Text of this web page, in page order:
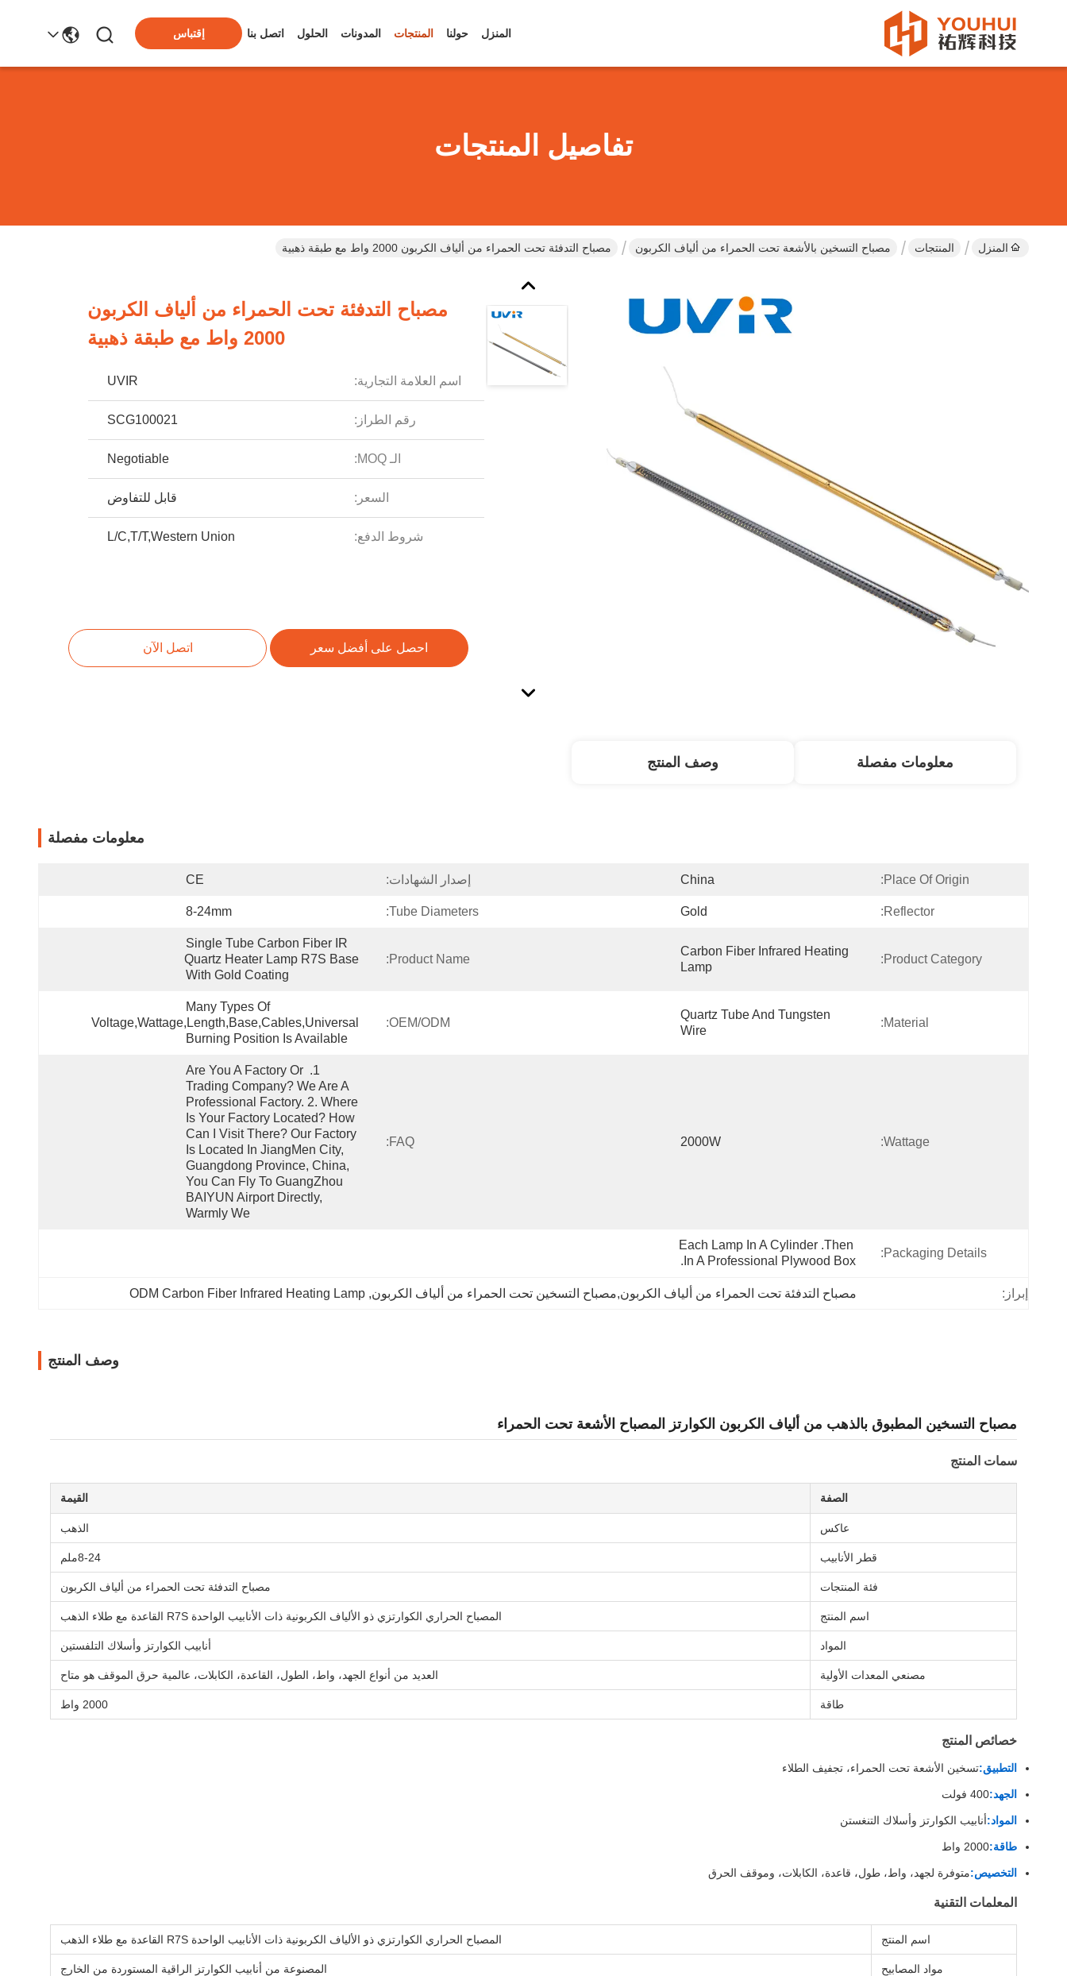
المنزل حولنا المنتجات المدونات الحلول اتصل بنا إقتباس
تفاصيل المنتجات
المنزل المنتجات مصباح التسخين بالأشعة تحت الحمراء من ألياف الكربون مصباح التدفئة تحت الحمراء من ألياف الكربون 2000 واط مع طبقة ذهبية
مصباح التدفئة تحت الحمراء من ألياف الكربون
2000 واط مع طبقة ذهبية
اسم العلامة التجارية: UVIR
رقم الطراز: SCG100021
الـ MOQ: Negotiable
السعر: قابل للتفاوض
شروط الدفع: L/C,T/T,Western Union
احصل على أفضل سعر اتصل الآن
معلومات مفصلة وصف المنتج
معلومات مفصلة
Place Of Origin:
China إصدار الشهادات: CE
Reflector:
Gold
Tube Diameters:
8-24mm
Product Category:
Carbon Fiber Infrared Heating
Lamp
Product Name:
Single Tube Carbon Fiber IR
Quartz Heater Lamp R7S Base
With Gold Coating
Material:
Quartz Tube And Tungsten
Wire
OEM/ODM:
Many Types Of
Voltage,wattage,length,base,cables,universal
Burning Position Is Available
Wattage:
2000W
FAQ:
1. Are You A Factory Or
Trading Company? We Are A
Professional Factory. 2. Where
Is Your Factory Located? How
Can I Visit There? Our Factory
Is Located In JiangMen City,
Guangdong Province, China,
You Can Fly To GuangZhou
BAIYUN Airport Directly,
Warmly We
Packaging Details:
Each Lamp In A Cylinder .Then
In A Professional Plywood Box.
إبراز: مصباح التدفئة تحت الحمراء من ألياف الكربون,مصباح التسخين تحت الحمراء من ألياف الكربون,
ODM Carbon Fiber Infrared Heating Lamp
وصف المنتج
مصباح التسخين المطبوق بالذهب من ألياف الكربون الكوارتز المصباح الأشعة تحت الحمراء
سمات المنتج
الصفة القيمة
عاكس الذهب
قطر الأنابيب 8-24ملم
فئة المنتجات مصباح التدفئة تحت الحمراء من ألياف الكربون
اسم المنتج المصباح الحراري الكوارتزي ذو الألياف الكربونية ذات الأنابيب الواحدة R7S القاعدة مع طلاء الذهب
المواد أنابيب الكوارتز وأسلاك التلفستين
مصنعي المعدات الأولية العديد من أنواع الجهد، واط، الطول، القاعدة، الكابلات، عالمية حرق الموقف هو متاح
طاقة 2000 واط
خصائص المنتج
التطبيق:تسخين الأشعة تحت الحمراء، تجفيف الطلاء
الجهد:400 فولت
المواد:أنابيب الكوارتز وأسلاك التنغستن
طاقة:2000 واط
التخصيص:متوفرة لجهد، واط، طول، قاعدة، الكابلات، وموقف الحرق
المعلمات التقنية
اسم المنتج المصباح الحراري الكوارتزي ذو الألياف الكربونية ذات الأنابيب الواحدة R7S القاعدة مع طلاء الذهب
مواد المصابيح المصنوعة من أنابيب الكوارتز الراقية المستوردة من الخارج